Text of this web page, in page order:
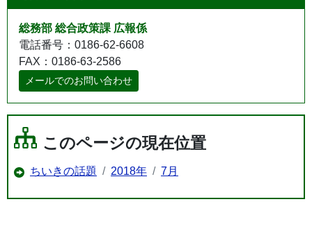
総務部 総合政策課 広報係
電話番号：0186-62-6608
FAX：0186-63-2586
メールでのお問い合わせ
このページの現在位置
ちいきの話題 2018年 7月